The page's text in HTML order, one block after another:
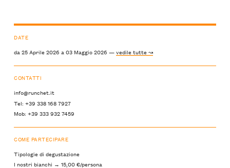
DATE
da 25 Aprile 2026 a 03 Maggio 2026 —vedile tutte ↝
CONTATTI
info@runchet.it
Tel: +39 338 168 7927
Mob: +39 333 932 7459
COME PARTECIPARE
Tipologie di degustazione
I nostri bianchi → 15,00 €/persona